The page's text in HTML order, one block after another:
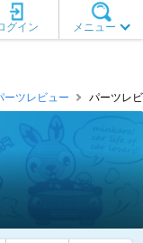
メニュー
グイン
ーツレビュー パーツレ